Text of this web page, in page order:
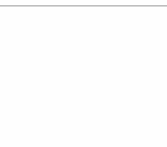
расхода
и зависит от